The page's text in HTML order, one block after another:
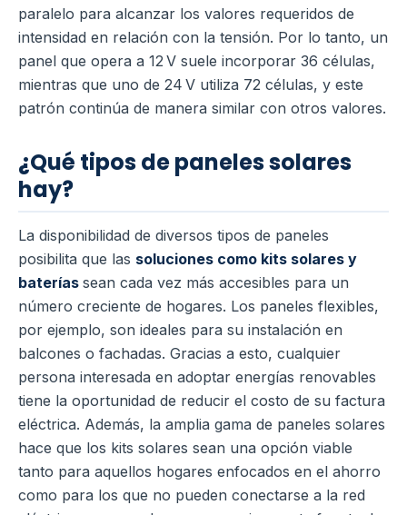
paralelo para alcanzar los valores requeridos de
intensidad en relación con la tensión. Por lo tanto, un
panel que opera a 12 V suele incorporar 36 células,
mientras que uno de 24 V utiliza 72 células, y este
patrón continúa de manera similar con otros valores.
¿Qué tipos de paneles solares
hay?
La disponibilidad de diversos tipos de paneles
posibilita que las soluciones como kits solares y
baterías sean cada vez más accesibles para un
número creciente de hogares. Los paneles flexibles,
por ejemplo, son ideales para su instalación en
balcones o fachadas. Gracias a esto, cualquier
persona interesada en adoptar energías renovables
tiene la oportunidad de reducir el costo de su factura
eléctrica. Además, la amplia gama de paneles solares
hace que los kits solares sean una opción viable
tanto para aquellos hogares enfocados en el ahorro
como para los que no pueden conectarse a la red